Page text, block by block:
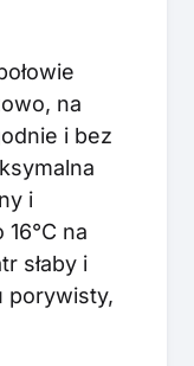
na
i bez
i
na
słaby i
porywisty,